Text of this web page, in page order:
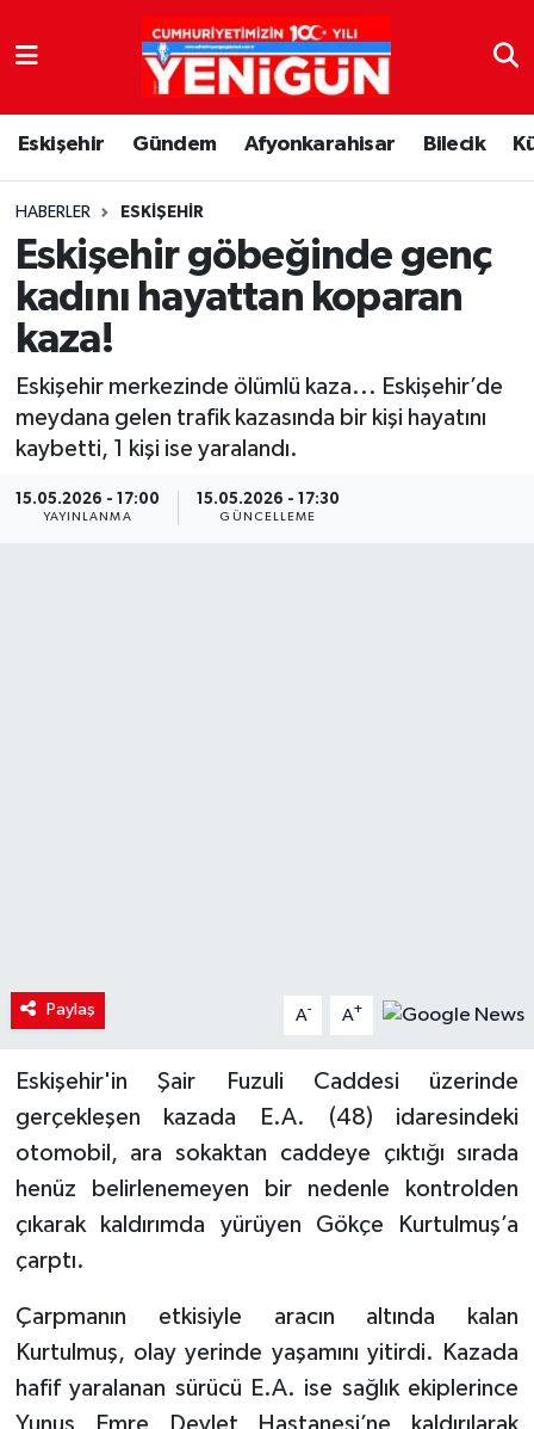
Eskişehir Gündem Afyonkarahisar Bilecik
HABERLER ESKIŞEHIR
Eskişehir göbeğinde genç
kadını hayattan koparan
kaza!
Eskişehir merkezinde ölümlü kaza... Eskişehir’de
meydana gelen trafik kazasında bir kişi hayatını
kaybetti, 1 kişi ise yaralandı.
15.05.2026 - 17:00
YAYINLANMA
15.05.2026 - 17:30
GÜNCELLEME
Paylaş A- A+
Eskişehir'in Şair Fuzuli Caddesi üzerinde
gerçekleşen kazada E.A. (48) idaresindeki
otomobil, ara sokaktan caddeye çıktığı sırada
henüz belirlenemeyen bir nedenle kontrolden
çıkarak kaldırımda yürüyen Gökçe Kurtulmuş’a
çarptı.
Çarpmanın etkisiyle aracın altında kalan
Kurtulmuş, olay yerinde yaşamını yitirdi. Kazada
hafif yaralanan sürücü E.A. ise sağlık ekiplerince
Nöbetçi Eczaneler
Hava Durumu
Trafik Durumu
Süper Lig Puan Durumu ve Fikstür
Tüm Manşetler
Son Dakika Haberleri
Haber Arşivi